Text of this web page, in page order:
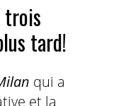
trois
tard!
qui a
et la